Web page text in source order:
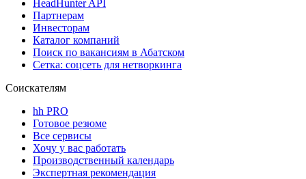
HeadHunter API
Партнерам
Инвесторам
Каталог компаний
Поиск по вакансиям в Абатском
Сетка: соцсеть для нетворкинга
Соискателям
hh PRO
Готовое резюме
Все сервисы
Хочу у вас работать
Производственный календарь
Экспертная рекомендация